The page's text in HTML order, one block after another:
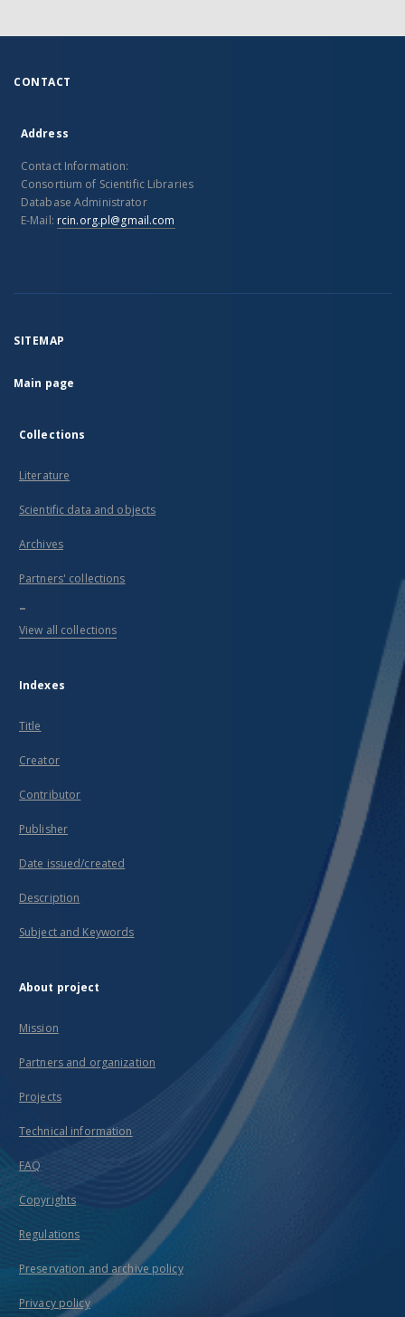
CONTACT
Address
Contact Information:
Consortium of Scientific Libraries
Database Administrator
E-Mail: rcin.org.pl@gmail.com
SITEMAP
Main page
Collections
Literature
Scientific data and objects
Archives
Partners' collections
...
View all collections
Indexes
Title
Creator
Contributor
Publisher
Date issued/created
Description
Subject and Keywords
About project
Mission
Partners and organization
Projects
Technical information
FAQ
Copyrights
Regulations
Preservation and archive policy
Privacy policy